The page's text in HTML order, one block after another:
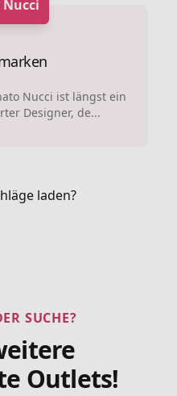
Nucci ist längst ein
Designer, de...
laden?
SUCHE?
Outlets!